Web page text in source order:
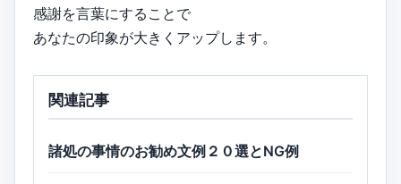
感謝を言葉にすることで
あなたの印象が大きくアップします。
関連記事
諸処の事情のお勧め文例２０選とNG例